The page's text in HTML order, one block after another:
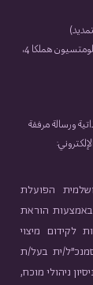
مكان العمل: مكاتب الجمعية، شارع شلومتسيون هملكا 4،
ورسالة مرفقة
הפועלת
באמצעות הוראת
לקידום מיצוי
ית בעל/ת
ניהולי מוכח,